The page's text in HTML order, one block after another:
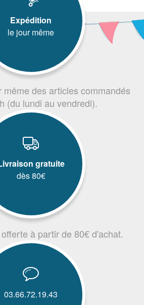
Expédition
le jour même
même des articles commandés
(du lundi au vendredi).
gratuite
dès 80€
à partir de 80€ d'achat.
03.66.72.19.43